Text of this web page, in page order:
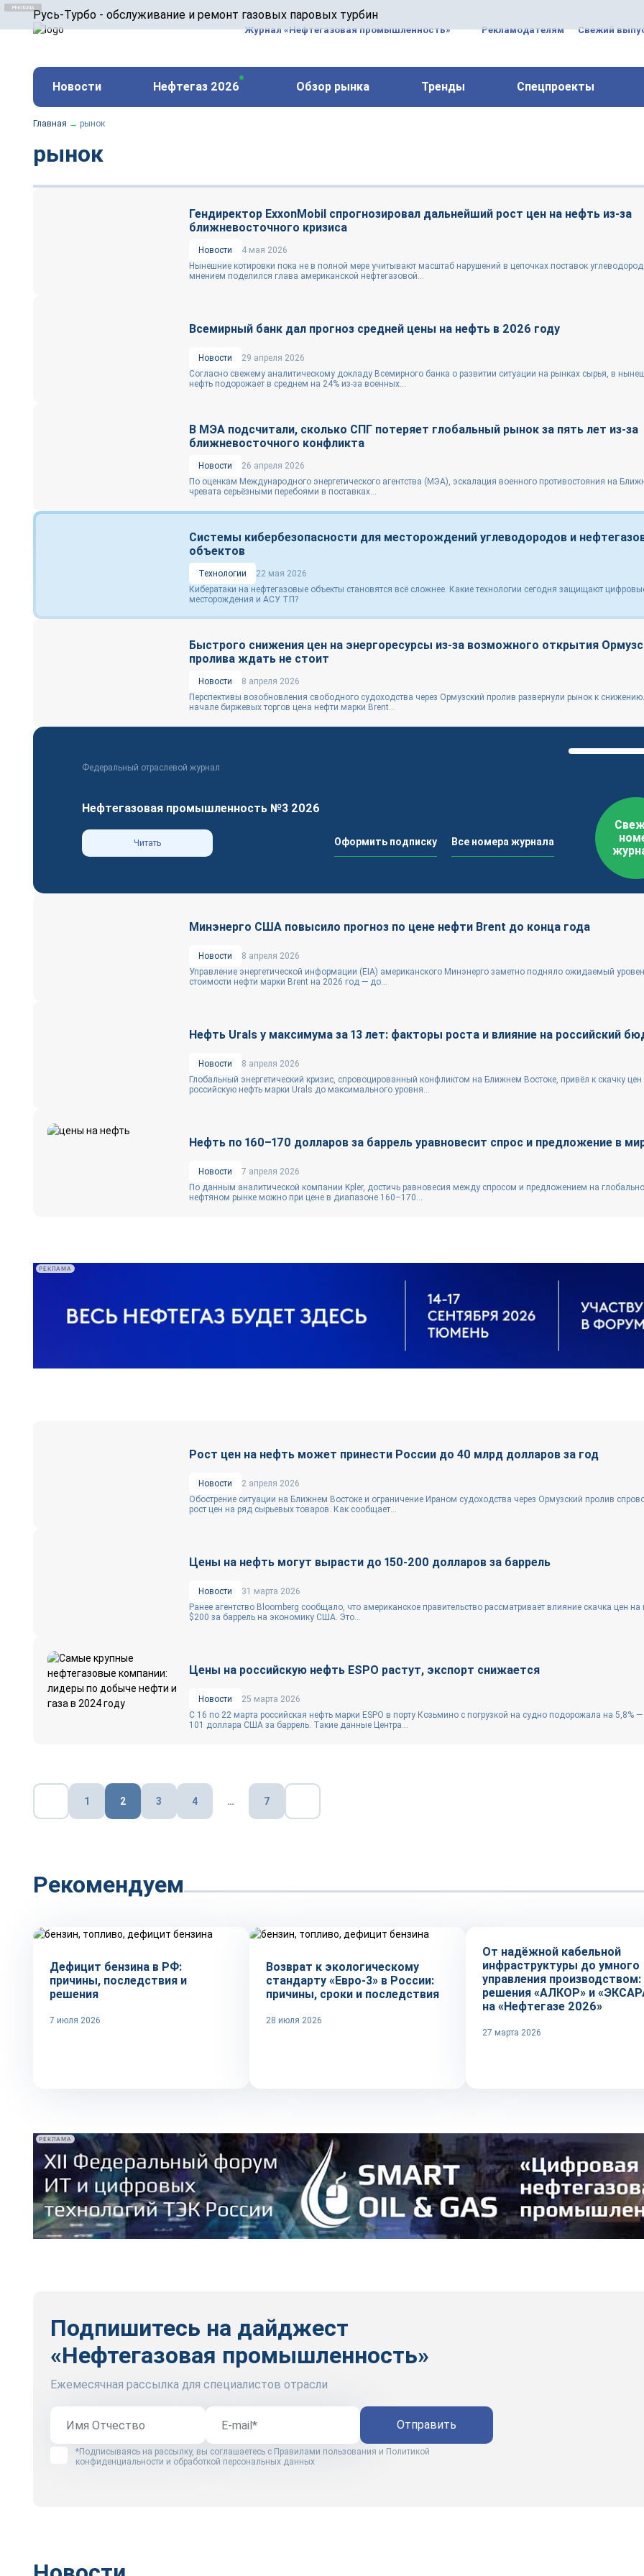
Русь-Турбо - обслуживание и ремонт газовых паровых турбин
ООО «Русь-Турбо» занимается сервисом газовых и паровых турбин, комплексным ремонтом,
оборудования ТЭС, зарубежных поршневых машин и компрессоров, которые работают на нефтегазовых,
и других предприятиях.
Реклама. ООО «Русь-Турбо», ИНН 7802588950
erid: F7NfYUJCUneVdwPs4znf
Журнал «Нефтегазовая промышленность» Рекламодателям Свежий
Новости Нефтегаз 2026 Обзор рынка Тренды Спецпроекты
Главная → рынок
рынок
Гендиректор ExxonMobil спрогнозировал дальнейший рост цен на нефть из-за
ближневосточного кризиса
Новости
4 мая 2026
Нынешние котировки пока не в полной мере учитывают масштаб нарушений в цепочках поставок
мнением поделился глава американской нефтегазовой...
Всемирный банк дал прогноз средней цены на нефть в 2026 году
Новости
29 апреля 2026
Согласно свежему аналитическому докладу Всемирного банка о развитии ситуации на рынках сырья, в
нефть подорожает в среднем на 24% из-за военных...
В МЭА подсчитали, сколько СПГ потеряет глобальный рынок за пять лет из-за
ближневосточного конфликта
Новости
26 апреля 2026
По оценкам Международного энергетического агентства (МЭА), эскалация военного противостояния на
чревата серьёзными перебоями в поставках...
Системы кибербезопасности для месторождений углеводородов и
объектов
Технологии
22 мая 2026
Кибератаки на нефтегазовые объекты становятся всё сложнее. Какие технологии сегодня защищают
месторождения и АСУ ТП?
Быстрого снижения цен на энергоресурсы из-за возможного открытия
пролива ждать не стоит
Новости
8 апреля 2026
Перспективы возобновления свободного судоходства через Ормузский пролив развернули рынок к
начале биржевых торгов цена нефти марки Brent...
Федеральный отраслевой журнал
Нефтегазовая промышленность №3 2026
Читать Оформить подписку Все номера журнала
Минэнерго США повысило прогноз по цене нефти Brent до конца года
Новости
8 апреля 2026
Управление энергетической информации (EIA) американского Минэнерго заметно подняло ожидаемый
стоимости нефти марки Brent на 2026 год — до...
Нефть Urals у максимума за 13 лет: факторы роста и влияние на российский
Новости
8 апреля 2026
Глобальный энергетический кризис, спровоцированный конфликтом на Ближнем Востоке, привёл к скачку цен
российскую нефть марки Urals до максимального уровня...
Нефть по 160–170 долларов за баррель уравновесит спрос и предложение в
Новости
7 апреля 2026
По данным аналитической компании Kpler, достичь равновесия между спросом и предложением на
нефтяном рынке можно при цене в диапазоне 160–170...
РЕКЛАМА
Рост цен на нефть может принести России до 40 млрд долларов за год
Новости
2 апреля 2026
Обострение ситуации на Ближнем Востоке и ограничение Ираном судоходства через Ормузский пролив
рост цен на ряд сырьевых товаров. Как сообщает...
Цены на нефть могут вырасти до 150-200 долларов за баррель
Новости
31 марта 2026
Ранее агентство Bloomberg сообщало, что американское правительство рассматривает влияние скачка цен на
$200 за баррель на экономику США. Это...
Цены на российскую нефть ESPO растут, экспорт снижается
Новости
25 марта 2026
С 16 по 22 марта российская нефть марки ESPO в порту Козьмино с погрузкой на судно подорожала на 5,8%
101 доллара США за баррель. Такие данные Центра...
Пагинация
записей
1 2 3 4 … 7
Рекомендуем
Дефицит бензина в РФ:
причины, последствия и
решения
7 июля 2026
Возврат к экологическому
стандарту «Евро-3» в России:
причины, сроки и последствия
28 июля 2026
От надёжной кабельной
инфраструктуры до умного
управления производством:
решения «АЛКОР» и
на «Нефтегазе 2026»
27 марта 2026
РЕКЛАМА
Подпишитесь на дайджест
«Нефтегазовая промышленность»
Ежемесячная рассылка для специалистов отрасли
*Подписываясь на рассылку, вы соглашаетесь с Правилами пользования и Политикой
конфиденциальности и обработкой персональных данных
Отправить